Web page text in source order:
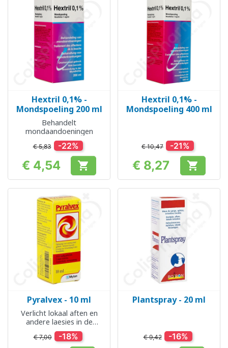
Hextril 0,1% -
Mondspoeling 200 ml
Behandelt
mondaandoeningen
€ 5,83 -22%
Prijs
€ 4,54 
Hextril 0,1% -
Mondspoeling 400 ml
€ 10,47 -21%
Prijs
€ 8,27 
Pyralvex - 10 ml
Verlicht lokaal aften en
andere laesies in de
mondholte
€ 7,00 -18%
Plantspray - 20 ml
€ 9,42 -16%